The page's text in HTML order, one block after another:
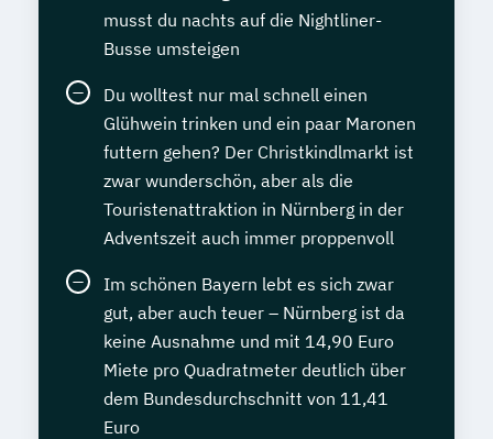
musst du nachts auf die Nightliner-
Busse umsteigen
Du wolltest nur mal schnell einen
Glühwein trinken und ein paar Maronen
futtern gehen? Der Christkindlmarkt ist
zwar wunderschön, aber als die
Touristenattraktion in Nürnberg in der
Adventszeit auch immer proppenvoll
Im schönen Bayern lebt es sich zwar
gut, aber auch teuer – Nürnberg ist da
keine Ausnahme und mit 14,90 Euro
Miete pro Quadratmeter deutlich über
dem Bundesdurchschnitt von 11,41
Euro